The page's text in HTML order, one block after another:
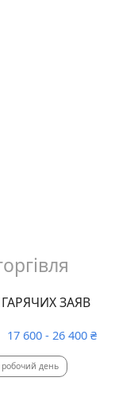
ЗАЯВ
17 600 - 26 400 ₴
день